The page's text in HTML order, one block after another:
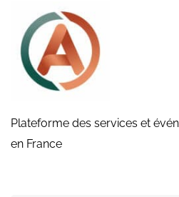
Plateforme des services et
en France